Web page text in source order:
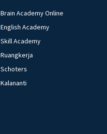
Brain Academy Online
English Academy
Skill Academy
Ruangkerja
Schoters
Kalananti